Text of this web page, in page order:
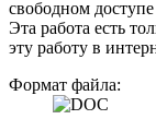
свободном
Эта работа есть
эту работу в
Формат файла: